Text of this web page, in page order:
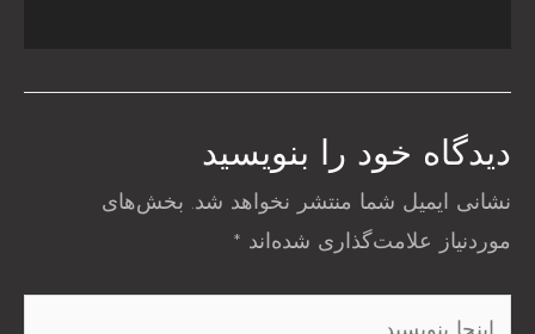
دیدگاه‌ خود را بنویسید
نشانی ایمیل شما منتشر نخواهد شد. بخش‌های
موردنیاز علامت‌گذاری شده‌اند *